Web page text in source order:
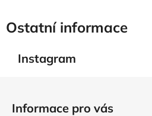
Ostatní informace
Instagram
Informace pro vás